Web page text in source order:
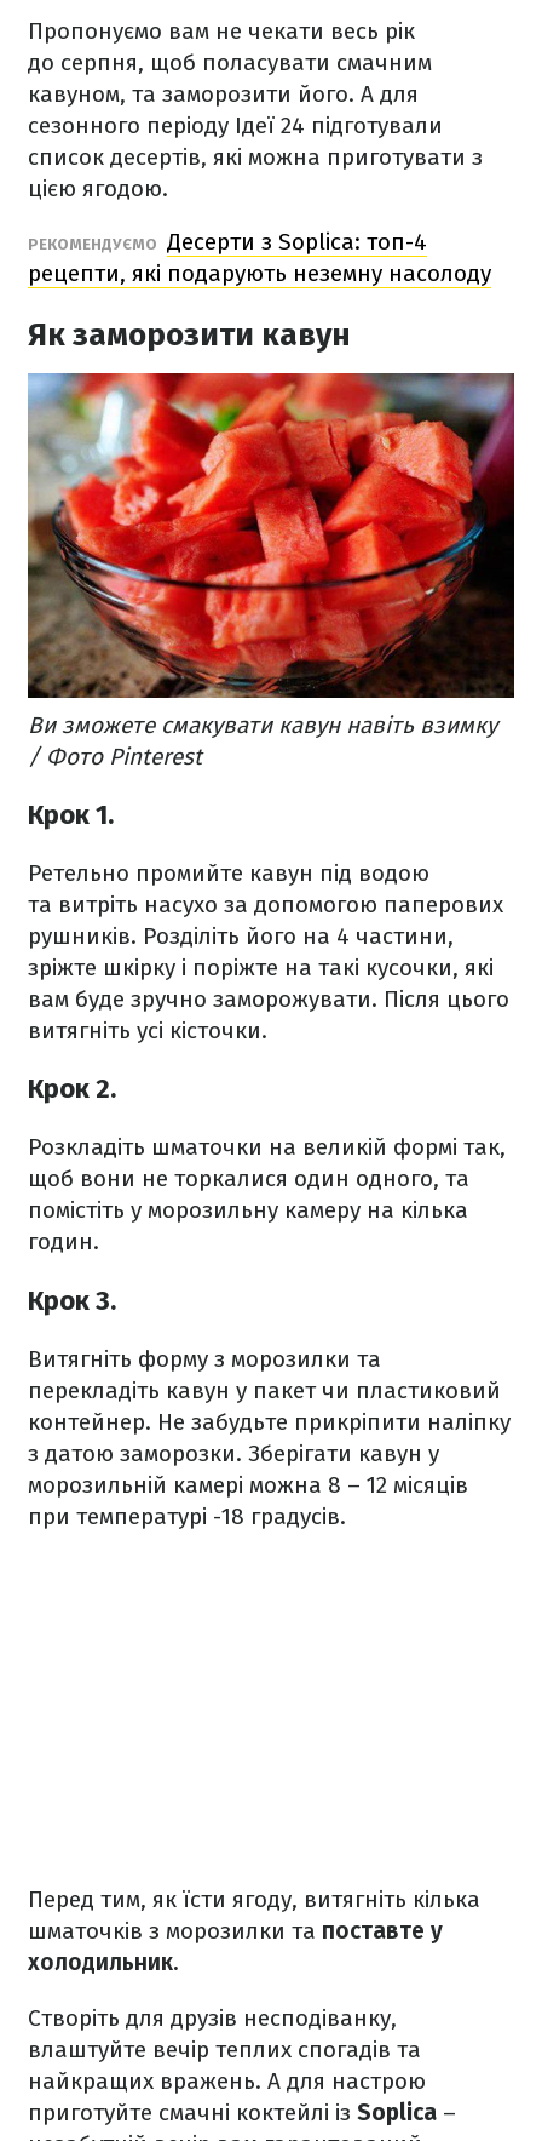
Пропонуємо вам не чекати весь рік
до серпня, щоб поласувати смачним
кавуном, та заморозити його. А для
сезонного періоду Ідеї 24 підготували
список десертів, які можна приготувати з
цією ягодою.
РЕКОМЕНДУЄМО Десерти з Soplica: топ-4
рецепти, які подарують неземну насолоду
Як заморозити кавун
Ви зможете смакувати кавун навіть взимку
/ Фото Pinterest
Крок 1.
Ретельно промийте кавун під водою
та витріть насухо за допомогою паперових
рушників. Розділіть його на 4 частини,
зріжте шкірку і поріжте на такі кусочки, які
вам буде зручно заморожувати. Після цього
витягніть усі кісточки.
Крок 2.
Розкладіть шматочки на великій формі так,
щоб вони не торкалися один одного, та
помістіть у морозильну камеру на кілька
годин.
Крок 3.
Витягніть форму з морозилки та
перекладіть кавун у пакет чи пластиковий
контейнер. Не забудьте прикріпити наліпку
з датою заморозки. Зберігати кавун у
морозильній камері можна 8 – 12 місяців
при температурі -18 градусів.
Перед тим, як їсти ягоду, витягніть кілька
шматочків з морозилки та поставте у
холодильник.
Створіть для друзів несподіванку,
влаштуйте вечір теплих спогадів та
найкращих вражень. А для настрою
приготуйте смачні коктейлі із Soplica –